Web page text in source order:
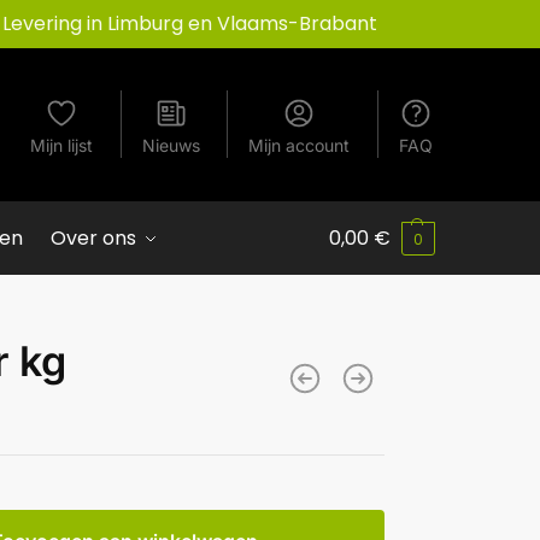
Levering in Limburg en Vlaams-Brabant
Mijn lijst Nieuws Mijn account FAQ
Over ons 0,00 € 0
kg